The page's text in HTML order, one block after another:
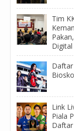
Tim
Digital
Daftar
Link
Piala